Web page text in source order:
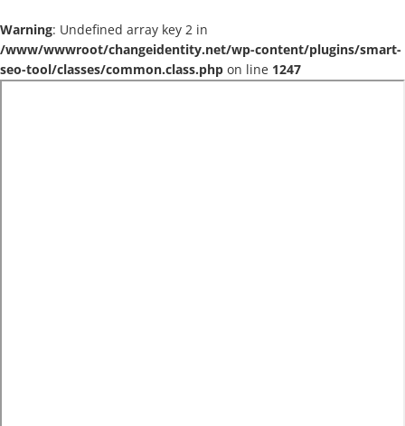
Warning: Undefined array key 2 in
/www/wwwroot/changeidentity.net/wp-content/plugins/smart-
seo-tool/classes/common.class.php on line 1247